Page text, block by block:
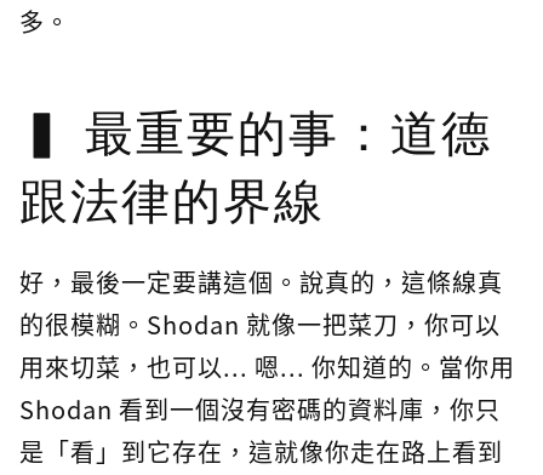
多。
最重要的事：道德
跟法律的界線
好，最後一定要講這個。說真的，這條線真
的很模糊。Shodan 就像一把菜刀，你可以
用來切菜，也可以... 嗯... 你知道的。當你用
Shodan 看到一個沒有密碼的資料庫，你只
是「看」到它存在，這就像你走在路上看到